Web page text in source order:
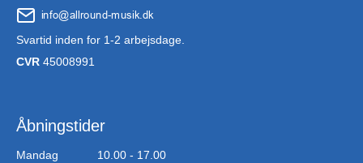
Svartid inden for 1-2 arbejsdage.
CVR 45008991
Åbningstider
Mandag
10.00 - 17.00